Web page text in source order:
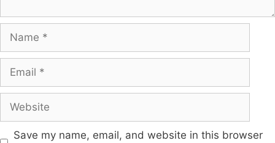
Save my name, email, and website in this browser